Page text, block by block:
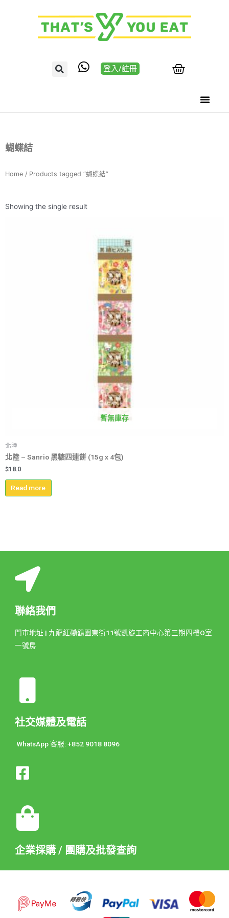
登入/註冊
蝴蝶結
Home / Products tagged “蝴蝶結”
Showing the single result
暫無庫存
北陸
北陸 – Sanrio 黑糖四連餅 (15g x 4包)
$18.0
Read more
聯絡我們
門市地址 | 九龍紅磡鶴園東街11號凱旋工商中心第三期四樓O室
一號房
社交媒體及電話
WhatsApp 客服: +852 9018 8096
企業採購 / 團購及批發查詢